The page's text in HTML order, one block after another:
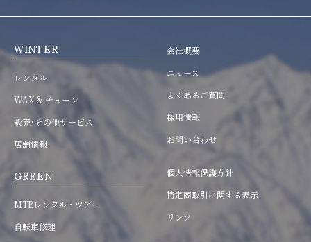
WINTER
レンタル
WAX & チューン
販売･その他サービス
店舗情報
GREEN
MTBレンタル・ツアー
自転車修理
会社概要
ニュース
よくあるご質問
採用情報
お問い合わせ
個人情報保護方針
特定商取引に関する表示
リンク